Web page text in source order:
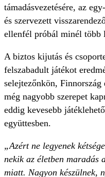
támadásvezetésére, az
és szervezett
ellenfél próbál minél több
A biztos kijutás és
felszabadult játékot
selejtezőnkön,
még nagyobb szerepet
eddig kevesebb
együttesben.
„Azért ne legyenek
nekik az életben maradás
miatt. Nagyon készülnek,